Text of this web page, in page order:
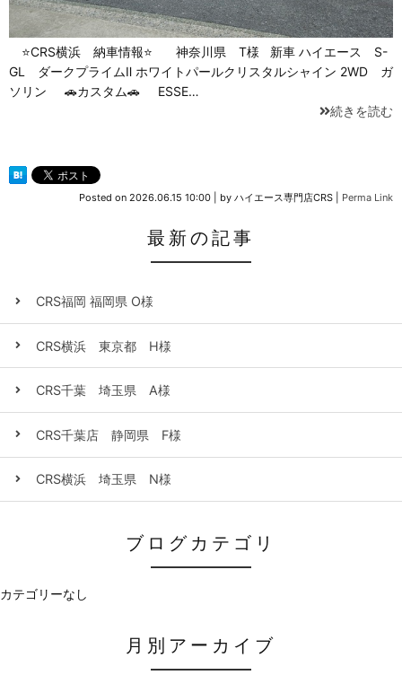
⭐CRS横浜 納車情報⭐ 神奈川県 T様 新車 ハイエース S-
GL ダークプライムⅡ ホワイトパールクリスタルシャイン 2WD ガ
ソリン 🚗カスタム🚗 ESSE…
続きを読む
Posted on 2026.06.15 10:00 by ハイエース専門店CRS Perma Link
最新の記事
CRS福岡 福岡県 O様
CRS横浜 東京都 H様
CRS千葉 埼玉県 A様
CRS千葉店 静岡県 F様
CRS横浜 埼玉県 N様
ブログカテゴリ
カテゴリーなし
月別アーカイブ